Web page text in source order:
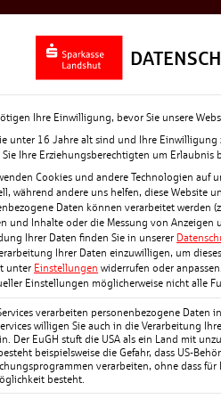
und deren Familien
Rund 100 Gäste
heißen.
und dem
Ankommen im
Ihre Einwilligung, bevor Sie unsere
unter 16 Jahre alt sind und Ihre
Sie Ihre Erziehungsberechtigten um Erlaubnis
Cookies und andere Technologien auf
während andere uns helfen, diese Website
Daten können verarbeitet werden
und Inhalte oder die Messung von Anzeigen
Ihrer Daten finden Sie in unserer
Ihrer Daten einzuwilligen, um
unter Einstellungen widerrufen oder anpassen.
Einstellungen möglicherweise nicht alle
verarbeiten personenbezogene Daten
willigen Sie auch in die Verarbeitung
Der EuGH stuft die USA als ein Land mit
beispielsweise die Gefahr, dass US-
verarbeiten, ohne dass
besteht.